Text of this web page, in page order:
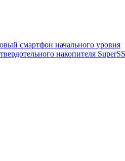
смартфон начального уровня
накопителя